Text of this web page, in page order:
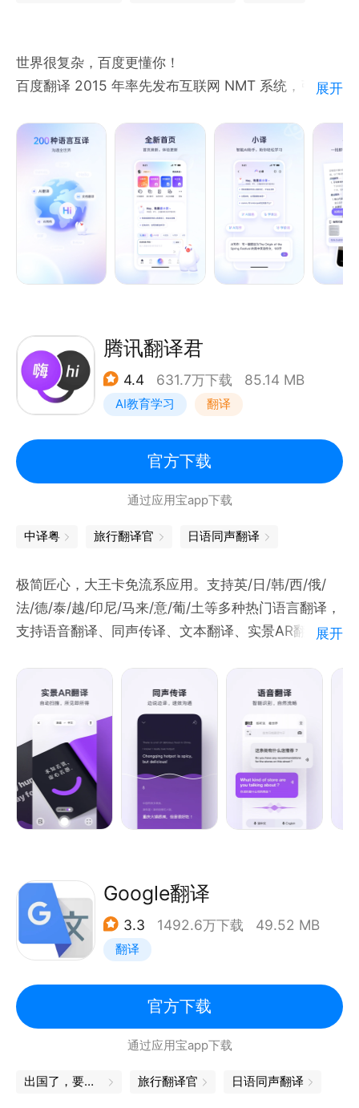
【10亿+用户的专业选择】
· 网易有道深耕教育科技与语言学习领域20年，推出国
内首个教育领域大模型「子曰」大模型，翻译质量位居
全球前列
· 2023-2025连续3年获评【Quest Mobile行业用户
规模NO.1】
世界很复杂，百度更懂你！
百度翻译 2015 年率先发布互联网 NMT 系统，引领机
国家科技进步二等奖等，经优化后文本、拍照等翻译均
升级，现支持 200 种语言互译。
主要功能含 AI 大模型翻译（获取优质译文，更有多情
景下的扩展译法、重点词汇在特定情景的释义讲解，从
译到会，一步到位）、度小译词典（收录权威牛津、柯
林斯词典，累积覆盖2100万词条，更有海量双语例
句、视频讲解、同反义词、词根词缀等等服词典资
（实时语音翻译，支持中、英、日等21种热门语言的
语音输入）、背单词（“教、学、测”三位一体的背词模
式）、作文批改（格式、语法、拼写三大评分维度智能
纠错与润色，给出修改建议）、语法分析（AI解构英文
句，专业多维度打分和纠错）、英语短视频（趣味学
习）、feed 双语文章、度小译AI助手、AI口语、文档
翻译（支持AI大模型翻译、专业领域模型翻译，支持文
档格式转换）、AI同传、AI论文精翻等。
展开
腾讯翻译君
4.4 631.7万下载 85.14 MB
AI教育学习 翻译
官方下载
通过应用宝app下载
中译粤 旅行翻译官 日语同声翻译
极简匠心，大王卡免流系应用。支持英/日/韩/西/俄/
法/德/泰/越/印尼/马来/意/葡/土等多种热门语言翻译，
支持语音翻译、同声传译、文本翻译、实景AR翻译等
习、出国旅游、日常交流等需求。
更懂国人语言习惯，采用先进的神经网络机器翻译引擎
NMT，BLEU评测和专业人工评测，翻译自然流畅。
【深受亿万用户和业界同行信任】
- 博鳌AI同传技术展示方
【主要功能】
* 语音翻译 | 无需打字，快拿去与歪果友人谈笑风生
吧；
* 全能生词本 | 收藏词句轻松复习；
--------------------
我们渴望听到你的反馈！
展开
Google翻译
3.3 1492.6万下载 49.52 MB
翻译
官方下载
通过应用宝app下载
出国了，要准备些什么 旅行翻译官 日语同声翻译